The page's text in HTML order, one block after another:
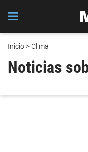
Inicio> Clima
Noticias